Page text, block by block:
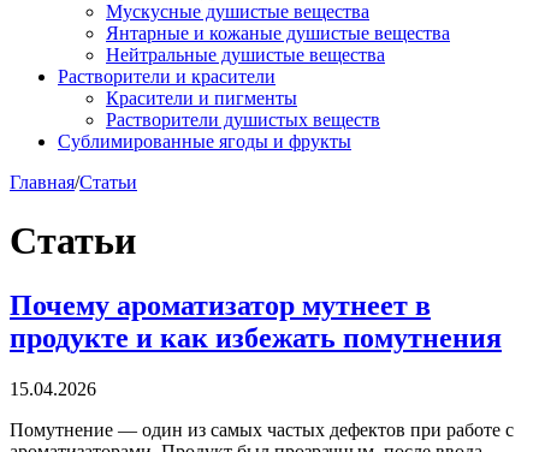
Мускусные душистые вещества
Янтарные и кожаные душистые вещества
Нейтральные душистые вещества
Растворители и красители
Красители и пигменты
Растворители душистых веществ
Сублимированные ягоды и фрукты
Главная/Статьи
Статьи
Почему ароматизатор мутнеет в
продукте и как избежать помутнения
15.04.2026
Помутнение — один из самых частых дефектов при работе с